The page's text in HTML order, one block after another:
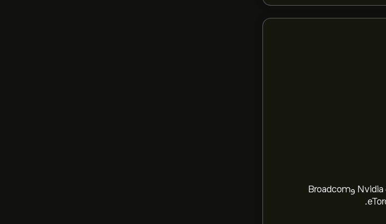
استعد لعام 2026 مع أسهم الذكاء الاصطناعي. تعمّق في إمكانيات شركات Nvidia وBroadcom